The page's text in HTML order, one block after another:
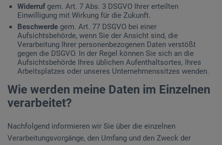
Widerrufgem. Art. 7 Abs. 3 DSGVO Ihrer erteilten
Einwilligung mit Wirkung für die Zukunft.
Beschwerde gem. Art. 77 DSGVO bei einer
Aufsichtsbehörde, wenn Sie der Ansicht sind, die
Verarbeitung Ihrer personenbezogenen Daten verstößt
gegen die DSGVO. In der Regel können Sie sich an die
Aufsichtsbehörde Ihres üblichen Aufenthaltsortes, Ihres
Arbeitsplatzes oder unseres Unternehmenssitzes wenden.
Wie werden meine Daten im Einzelnen
verarbeitet?
Nachfolgend informieren wir Sie über die einzelnen
Verarbeitungsvorgänge, den Umfang und den Zweck der